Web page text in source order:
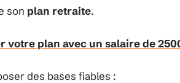
son plan retraite.
votre plan avec un salaire de
des bases fiables :